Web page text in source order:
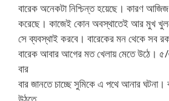
বারেক অনেকটা নিশ্চিন্ত হয়েছে। কারণ
করেছে। কাজেই কোন অবস্থাতেই আর মুখ
সে ব্যবস্থাই করবে। বারেকের মন থেকে সব
বারেক আবার আগের মত খেলায় মেতে উঠে।
বার
বার জানতে চাচ্ছে সুমিকে এ পথে আনার